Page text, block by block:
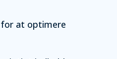
at optimere